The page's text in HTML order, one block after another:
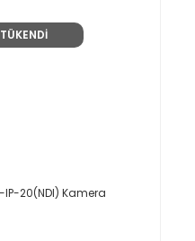
TÜKENDİ
20(NDI) Kamera